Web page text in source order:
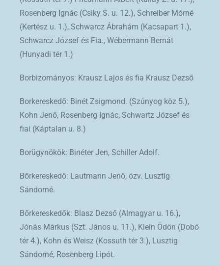
Rosenberg Ignác (Csiky S. u. 12.), Schreiber Mórné
(Kertész u. 1.), Schwarcz Ábrahám (Kacsapart 1.),
Schwarcz József és Fia., Wébermann Bernát
(Hunyadi tér 1.)
Borbizományos: Krausz Lajos és fia Krausz Dezső
Borkereskedő: Binét Zsigmond. (Szúnyog köz 5.),
Kohn Jenő, Rosenberg Ignác, Schwartz József és
fiai (Káptalan u. 8.)
Borügynökök: Binéter Jen, Schiller Adolf.
Bőrkereskedő: Lautmann Jenő, özv. Lusztig
Sándorné.
Bőrkereskedők: Blasz Dezső (Almagyar u. 16.),
Jónás Márkus (Szt. János u. 11.), Klein Ödön (Dobó
tér 4.), Kohn és Weisz (Kossuth tér 3.), Lusztig
Sándorné, Rosenberg Lipót.